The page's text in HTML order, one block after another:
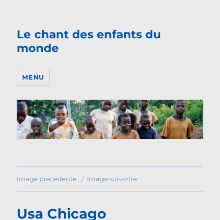
Le chant des enfants du
monde
MENU
Image précédente Image suivante
Usa Chicago